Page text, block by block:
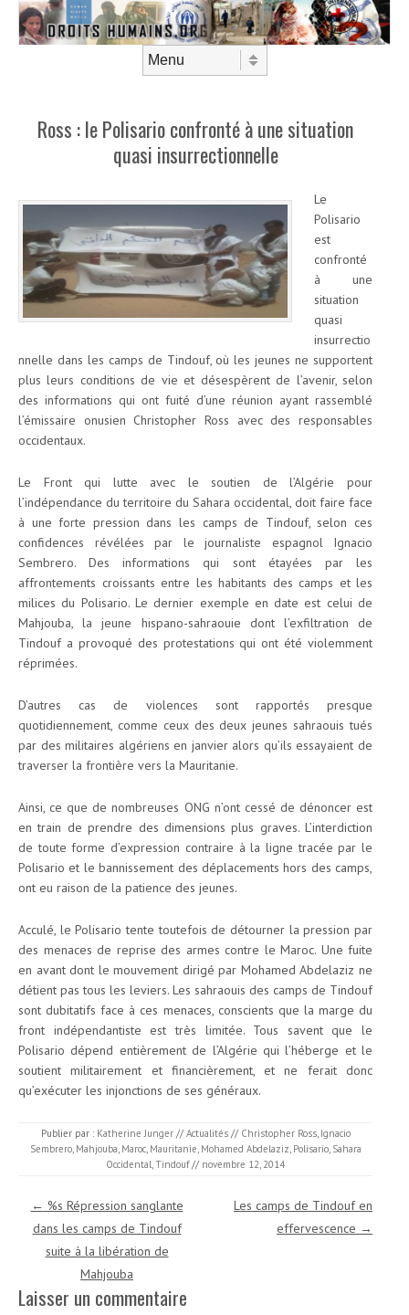
Ross : le Polisario confronté à une situation
quasi insurrectionnelle
Le
Polisario
est
confronté
à une
situation
quasi
insurrectio
nnelle dans les camps de Tindouf, où les jeunes ne supportent
plus leurs conditions de vie et désespèrent de l’avenir, selon
des informations qui ont fuité d’une réunion ayant rassemblé
l’émissaire onusien Christopher Ross avec des responsables
occidentaux.
Le Front qui lutte avec le soutien de l’Algérie pour
l’indépendance du territoire du Sahara occidental, doit faire face
à une forte pression dans les camps de Tindouf, selon ces
confidences révélées par le journaliste espagnol Ignacio
Sembrero. Des informations qui sont étayées par les
affrontements croissants entre les habitants des camps et les
milices du Polisario. Le dernier exemple en date est celui de
Mahjouba, la jeune hispano-sahraouie dont l’exfiltration de
Tindouf a provoqué des protestations qui ont été violemment
réprimées.
D’autres cas de violences sont rapportés presque
quotidiennement, comme ceux des deux jeunes sahraouis tués
par des militaires algériens en janvier alors qu’ils essayaient de
traverser la frontière vers la Mauritanie.
Ainsi, ce que de nombreuses ONG n’ont cessé de dénoncer est
en train de prendre des dimensions plus graves. L’interdiction
de toute forme d’expression contraire à la ligne tracée par le
Polisario et le bannissement des déplacements hors des camps,
ont eu raison de la patience des jeunes.
Acculé, le Polisario tente toutefois de détourner la pression par
des menaces de reprise des armes contre le Maroc. Une fuite
en avant dont le mouvement dirigé par Mohamed Abdelaziz ne
détient pas tous les leviers. Les sahraouis des camps de Tindouf
sont dubitatifs face à ces menaces, conscients que la marge du
front indépendantiste est très limitée. Tous savent que le
Polisario dépend entièrement de l’Algérie qui l’héberge et le
soutient militairement et financièrement, et ne ferait donc
qu’exécuter les injonctions de ses généraux.
Publier par : Katherine Junger // Actualités // Christopher Ross, Ignacio
Sembrero, Mahjouba, Maroc, Mauritanie, Mohamed Abdelaziz, Polisario, Sahara
Occidental,Tindouf // novembre 12, 2014
Navigation des articles
← %s Répression sanglante
dans les camps de Tindouf
suite à la libération de
Mahjouba
Les camps de Tindouf en
effervescence →
Laisser un commentaire